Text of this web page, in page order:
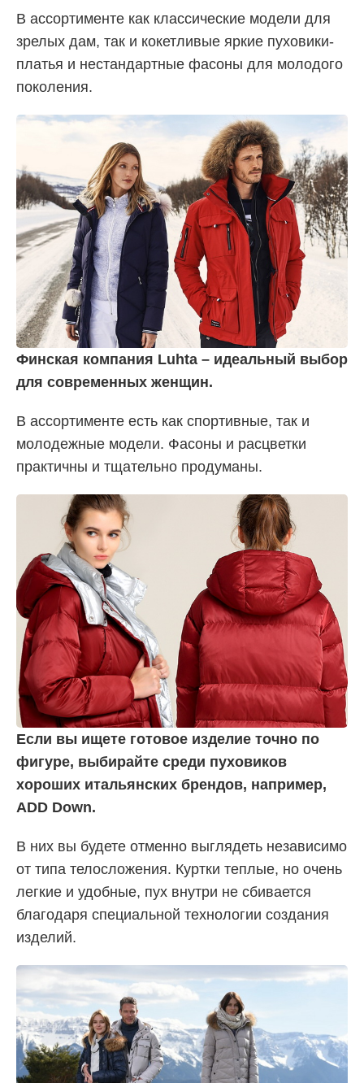
В ассортименте как классические модели для
зрелых дам, так и кокетливые яркие пуховики-
платья и нестандартные фасоны для молодого
поколения.
Финская компания Luhta – идеальный выбор
для современных женщин.
В ассортименте есть как спортивные, так и
молодежные модели. Фасоны и расцветки
практичны и тщательно продуманы.
Если вы ищете готовое изделие точно по
фигуре, выбирайте среди пуховиков
хороших итальянских брендов, например,
ADD Down.
В них вы будете отменно выглядеть независимо
от типа телосложения. Куртки теплые, но очень
легкие и удобные, пух внутри не сбивается
благодаря специальной технологии создания
изделий.